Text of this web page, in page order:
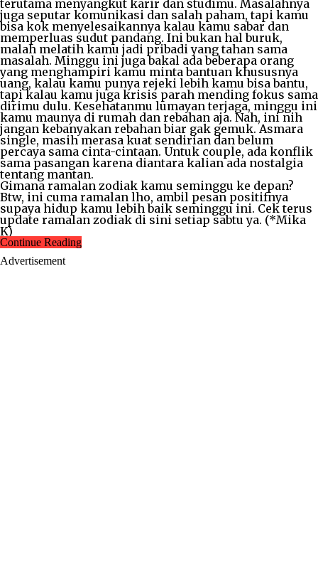
terutama menyangkut karir dan studimu. Masalahnya
juga seputar komunikasi dan salah paham, tapi kamu
bisa kok menyelesaikannya kalau kamu sabar dan
memperluas sudut pandang. Ini bukan hal buruk,
malah melatih kamu jadi pribadi yang tahan sama
masalah. Minggu ini juga bakal ada beberapa orang
yang menghampiri kamu minta bantuan khususnya
uang, kalau kamu punya rejeki lebih kamu bisa bantu,
tapi kalau kamu juga krisis parah mending fokus sama
dirimu dulu. Kesehatanmu lumayan terjaga, minggu ini
kamu maunya di rumah dan rebahan aja. Nah, ini nih
jangan kebanyakan rebahan biar gak gemuk. Asmara
single, masih merasa kuat sendirian dan belum
percaya sama cinta-cintaan. Untuk couple, ada konflik
sama pasangan karena diantara kalian ada nostalgia
tentang mantan.
Gimana ramalan zodiak kamu seminggu ke depan?
Btw, ini cuma ramalan lho, ambil pesan positifnya
supaya hidup kamu lebih baik seminggu ini. Cek terus
update ramalan zodiak di sini setiap sabtu ya. (*Mika
K)
Continue Reading
Advertisement